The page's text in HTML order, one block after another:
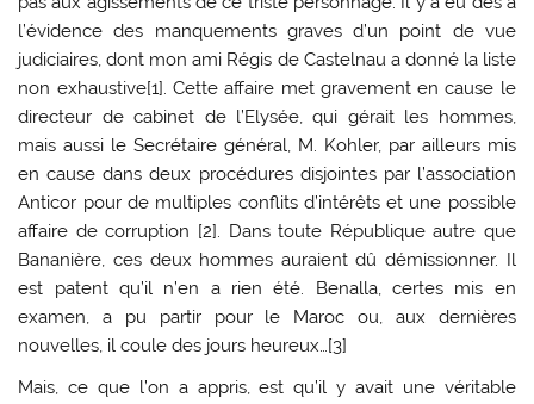
l’évidence des manquements graves d’un point de vue
judiciaires, dont mon ami Régis de Castelnau a donné la liste
non exhaustive[1]. Cette affaire met gravement en cause le
directeur de cabinet de l’Elysée, qui gérait les hommes,
mais aussi le Secrétaire général, M. Kohler, par ailleurs mis
en cause dans deux procédures disjointes par l’association
Anticor pour de multiples conflits d’intérêts et une possible
affaire de corruption [2]. Dans toute République autre que
Bananière, ces deux hommes auraient dû démissionner. Il
est patent qu’il n’en a rien été. Benalla, certes mis en
examen, a pu partir pour le Maroc ou, aux dernières
nouvelles, il coule des jours heureux…[3]
Mais, ce que l’on a appris, est qu’il y avait une véritable